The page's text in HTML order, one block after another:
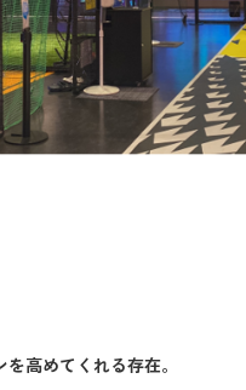
高めてくれる存在。